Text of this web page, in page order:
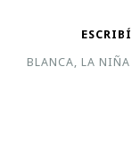
BLANCA, LA